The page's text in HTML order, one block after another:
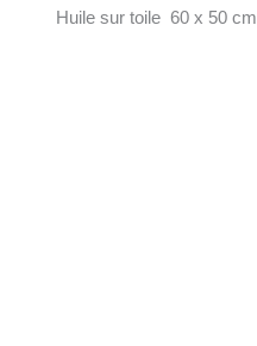
Huile sur toile 60 x 50 cm